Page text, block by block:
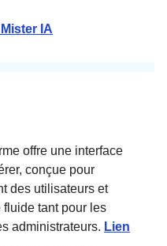
IA
offre une interface
conçue pour
des utilisateurs et
tant pour les
administrateurs. Lien